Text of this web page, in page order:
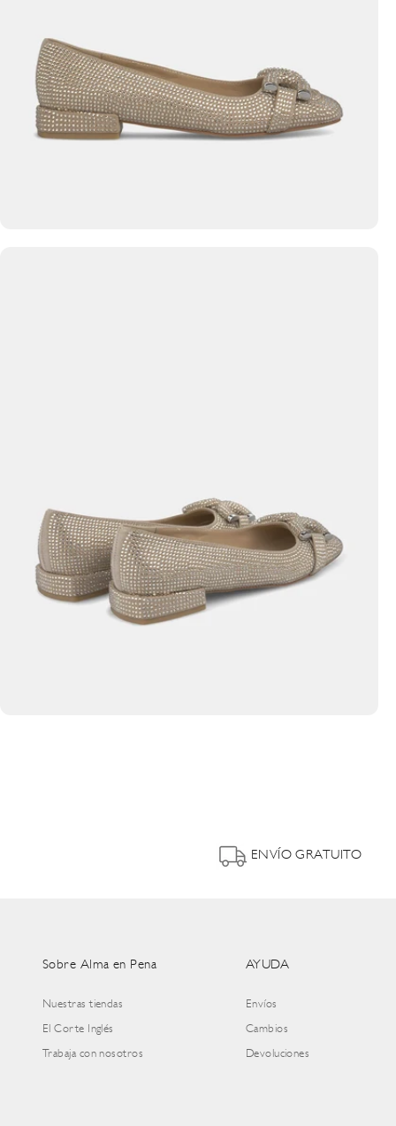
ENVÍO GRATUITO
Sobre Alma en Pena
Nuestras tiendas
El Corte Inglés
Trabaja con nosotros
AYUDA
Envíos
Cambios
Devoluciones